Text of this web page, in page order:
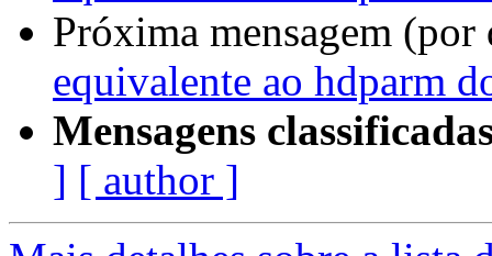
Próxima mensagem
equivalente ao hdparm
Mensagens
] [ author ]